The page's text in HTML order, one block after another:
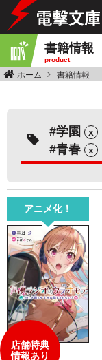
書籍情報
product
ホーム 書籍情報
学園 x
青春 x
アニメ化！
店舗特典
情報あり